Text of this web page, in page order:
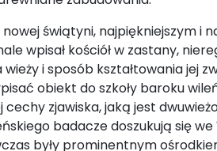
świątyni, najpiękniejszym i
wpisał kościół w zastany,
i sposób kształtowania jej
obiekt do szkoły baroku
zjawiska, jaką jest
badacze doszukują się we
były prominentnym